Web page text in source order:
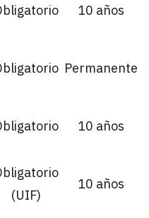
10 años
Permanente
10 años
(UIF)
10 años